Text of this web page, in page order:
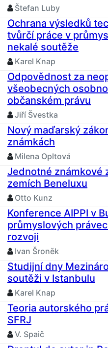
Štefan Luby
Ochrana výsledků
tvůrčí práce v
nekalé soutěže
Karel Knap
Odpovědnost za
všeobecných
občanském právu
Jiří Švestka
Nový maďarský
známkách
Milena Opltová
Jednotné známkové
zemích Beneluxu
Otto Kunz
Konference AIPPI v
průmyslových
rozvoji
Ivan Šroněk
Studijní dny
soutěži v Istanbulu
Karel Knap
Teoria autorského
SFRJ
V. Spaič